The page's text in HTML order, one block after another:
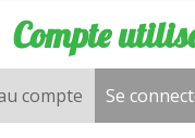
Compte
compte Se